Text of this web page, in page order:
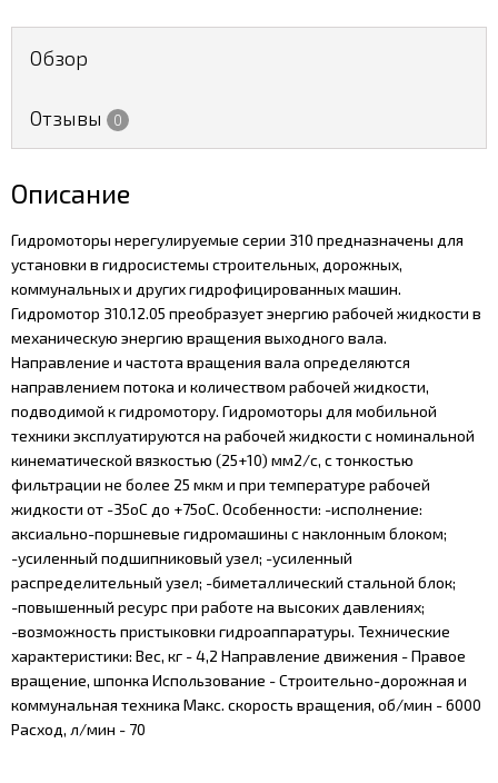
Обзор
Отзывы 0
Описание
Гидромоторы нерегулируемые серии 310 предназначены для
установки в гидросистемы строительных, дорожных,
коммунальных и других гидрофицированных машин.
Гидромотор 310.12.05 преобразует энергию рабочей жидкости в
механическую энергию вращения выходного вала.
Направление и частота вращения вала определяются
направлением потока и количеством рабочей жидкости,
подводимой к гидромотору. Гидромоторы для мобильной
техники эксплуатируются на рабочей жидкости с номинальной
кинематической вязкостью (25+10) мм2/с, с тонкостью
фильтрации не более 25 мкм и при температуре рабочей
жидкости от -35оС до +75оС. Особенности: -исполнение:
аксиально-поршневые гидромашины с наклонным блоком;
-усиленный подшипниковый узел; -усиленный
распределительный узел; -биметаллический стальной блок;
-повышенный ресурс при работе на высоких давлениях;
-возможность пристыковки гидроаппаратуры. Технические
характеристики: Вес, кг - 4,2 Направление движения - Правое
вращение, шпонка Использование - Строительно-дорожная и
коммунальная техника Макс. скорость вращения, об/мин - 6000
Расход, л/мин - 70